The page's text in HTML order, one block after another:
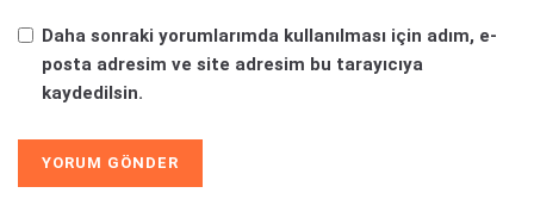
Daha sonraki yorumlarımda kullanılması için adım, e-
posta adresim ve site adresim bu tarayıcıya
kaydedilsin.